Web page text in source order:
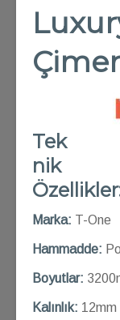
Tek
nik
Marka: T-One
Hammadde:
Boyutlar:
Kalınlık: 12mm